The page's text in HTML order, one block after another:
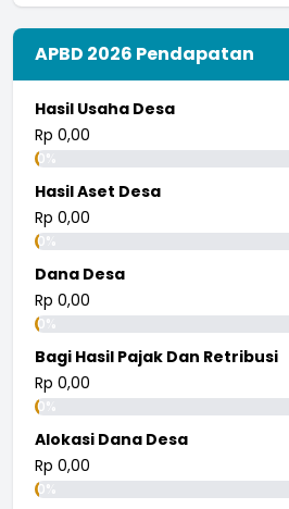
APBD 2026 Pendapatan
Hasil Usaha Desa
Rp 0,00
0%
Hasil Aset Desa
Rp 0,00
0%
Dana Desa
Rp 0,00
0%
Bagi Hasil Pajak Dan Retribusi
Rp 0,00
0%
Alokasi Dana Desa
Rp 0,00
0%